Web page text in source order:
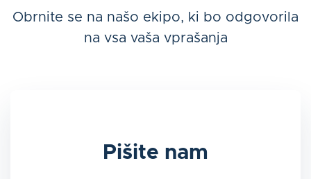
Obrnite se na našo ekipo, ki bo odgovorila
na vsa vaša vprašanja
Pišite nam